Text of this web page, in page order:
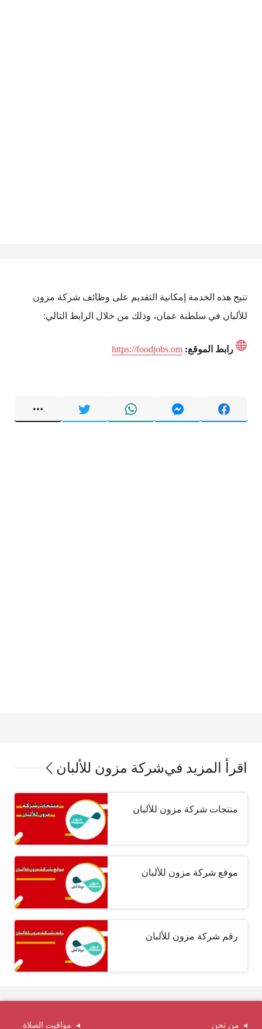
تتيح هذه الخدمة إمكانية التقديم على وظائف شركة مزون
للألبان في سلطنة عمان، وذلك من خلال الرابط التالي:
رابط الموقع: https://foodjobs.om
اقرأ المزيد فيشركة مزون للألبان
منتجات شركة مزون للألبان
موقع شركة مزون للألبان
رقم شركة مزون للألبان
من نحن مواقيت الصلاة